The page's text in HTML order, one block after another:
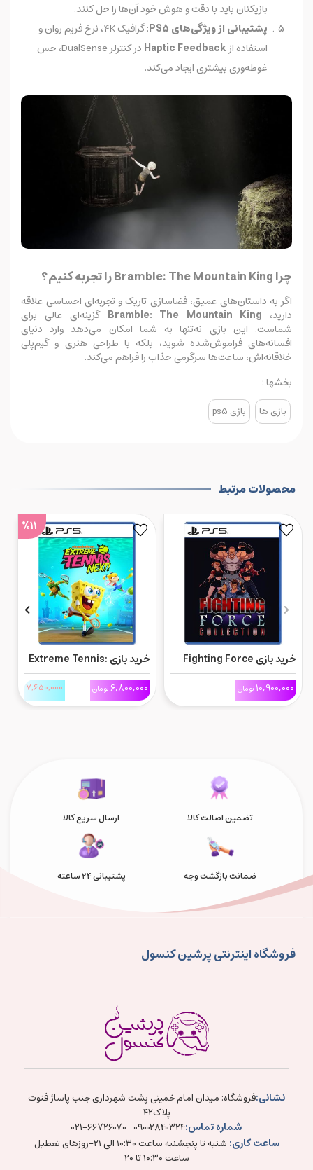
بازیکنان باید با دقت و هوش خود آن‌ها را حل کنند.
پشتیبانی از ویژگی‌های PS5
: گرافیک 4K، نرخ فریم روان و
استفاده ازHaptic Feedback
در کنترلر DualSense، حس
غوطه‌وری بیشتری ایجاد می‌کند.
چرا Bramble: The Mountain King را تجربه کنیم؟
اگر به داستان‌های عمیق، فضاسازی تاریک و تجربه‌ای احساسی علاقه
دارید، Bramble: The Mountain King گزینه‌ای عالی برای
شماست. این بازی نه‌تنها به شما امکان می‌دهد وارد دنیای
افسانه‌های فراموش‌شده شوید، بلکه با طراحی هنری و گیم‌پلی
خلاقانه‌اش، ساعت‌ها سرگرمی جذاب را فراهم می‌کند.
بخشها :
بازی ها بازی ps5
محصولات مرتبط
خرید بازی Fighting Force
Collection برای Ps5
10,900,000تومان
%11
خرید بازی Extreme Tennis:
Next برای Ps5
6,800,000تومان 7,650,000
تضمین اصالت کالا ارسال سریع کالا
ضمانت بازگشت وجه پشتیبانی 24 ساعته
فروشگاه اینترنتی پرشین کنسول
نشانی:فروشگاه: میدان امام خمینی پشت شهرداری جنب پاساژ فتوت
پلاک۴۲
شماره تماس:09002840324
021-66726070
ساعت کاری:
شنبه تا پنجشنبه ساعت ۱۰:۳۰ الی ۲۱-روزهای تعطیل
ساعت ۱۰:۳۰ تا ۲۰